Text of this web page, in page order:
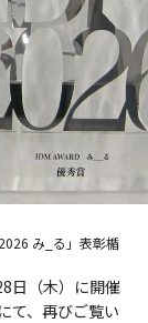
み_る」表彰楯
日（木）に開催
て、再びご覧い